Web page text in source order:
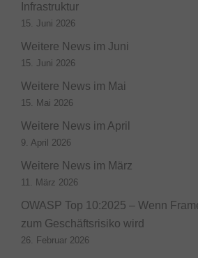
Infrastruktur
15. Juni 2026
Weitere News im Juni
15. Juni 2026
Weitere News im Mai
15. Mai 2026
Weitere News im April
9. April 2026
Weitere News im März
11. März 2026
OWASP Top 10:2025 – Wenn
zum Geschäftsrisiko wird
26. Februar 2026